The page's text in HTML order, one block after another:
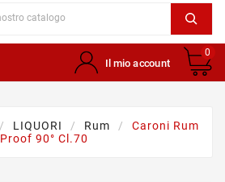
Il mio account
0
LIQUORI Rum
Caroni Rum
Proof 90° Cl.70